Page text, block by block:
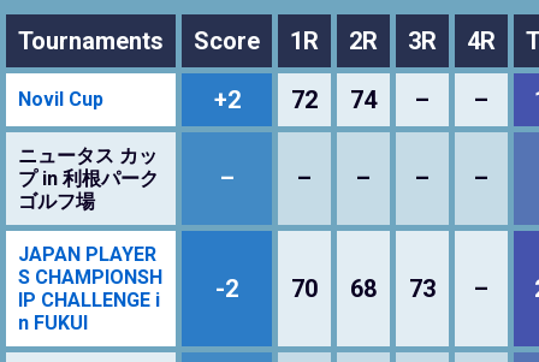
Tournaments Score 1R 2R 3R 4R
Novil Cup +2 72 74 – –
ニュータス カッ
プ in 利根パーク
ゴルフ場
– – – – –
JAPAN PLAYER
S CHAMPIONSH
IP CHALLENGE i
n FUKUI
-2 70 68 73 –